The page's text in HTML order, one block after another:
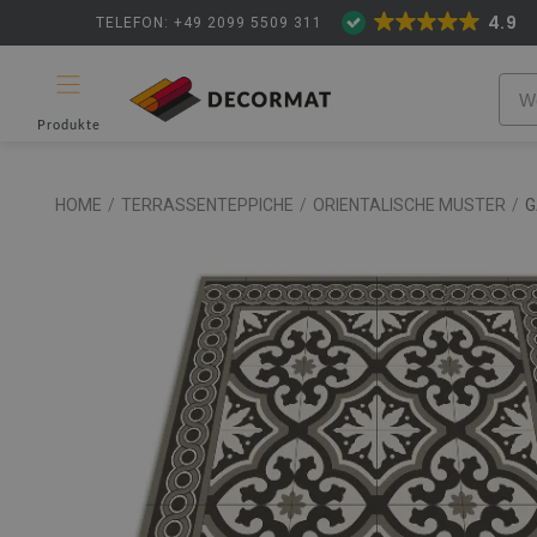
TELEFON: +49 2099 5509 311 4.9
Produkte
HOME / TERRASSENTEPPICHE / ORIENTALISCHE MUSTER /